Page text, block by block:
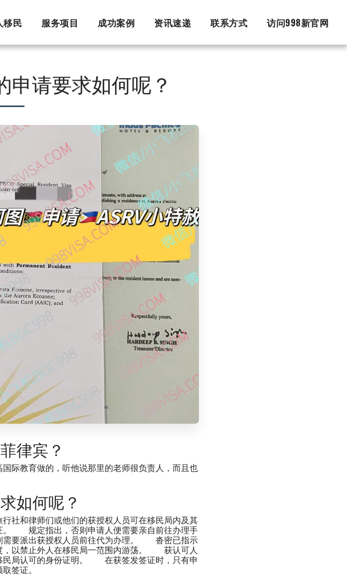
移民 服务项目 成功案例 资讯速递 联系方式 访问998新官网
申请要求如何呢？
律宾？
际教育做的，听他说那里的老师很负责人，而且也
如何呢？
社和律师们或他们的获授权人员可在移民局内及其
。 规定指出，否则申请人便需要亲自前往办理手
要派出获授权人员前往代为办理。 沓密已指示
，以禁止外人在移民局一范围内游荡。 获认可人
民局认可的身份证明。 在获签发签证时，只有申
签证。